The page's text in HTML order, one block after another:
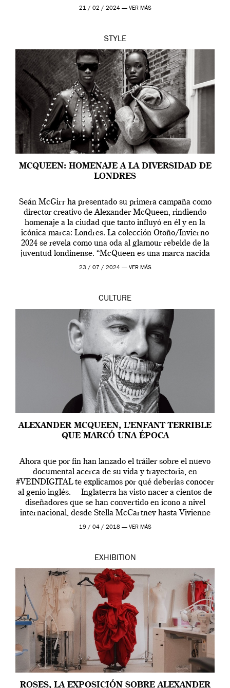
McQueen se prepara para una […]
21 / 02 / 2024 — VER MÁS
STYLE
MCQUEEN: HOMENAJE A LA DIVERSIDAD DE
LONDRES
Seán McGirr ha presentado su primera campaña como
director creativo de Alexander McQueen, rindiendo
homenaje a la ciudad que tanto influyó en él y en la
icónica marca: Londres. La colección Otoño/Invierno
2024 se revela como una oda al glamour rebelde de la
juventud londinense. “McQueen es una marca nacida
en Londres y siempre ha […]
23 / 07 / 2024 — VER MÁS
CULTURE
ALEXANDER MCQUEEN, L’ENFANT TERRIBLE
QUE MARCÓ UNA ÉPOCA
Ahora que por fin han lanzado el tráiler sobre el nuevo
documental acerca de su vida y trayectoria, en
#VEINDIGITAL te explicamos por qué deberías conocer
al genio inglés. Inglaterra ha visto nacer a cientos de
diseñadores que se han convertido en icono a nivel
internacional, desde Stella McCartney hasta Vivienne
Westwood pasando […]
19 / 04 / 2018 — VER MÁS
EXHIBITION
ROSES, LA EXPOSICIÓN SOBRE ALEXANDER